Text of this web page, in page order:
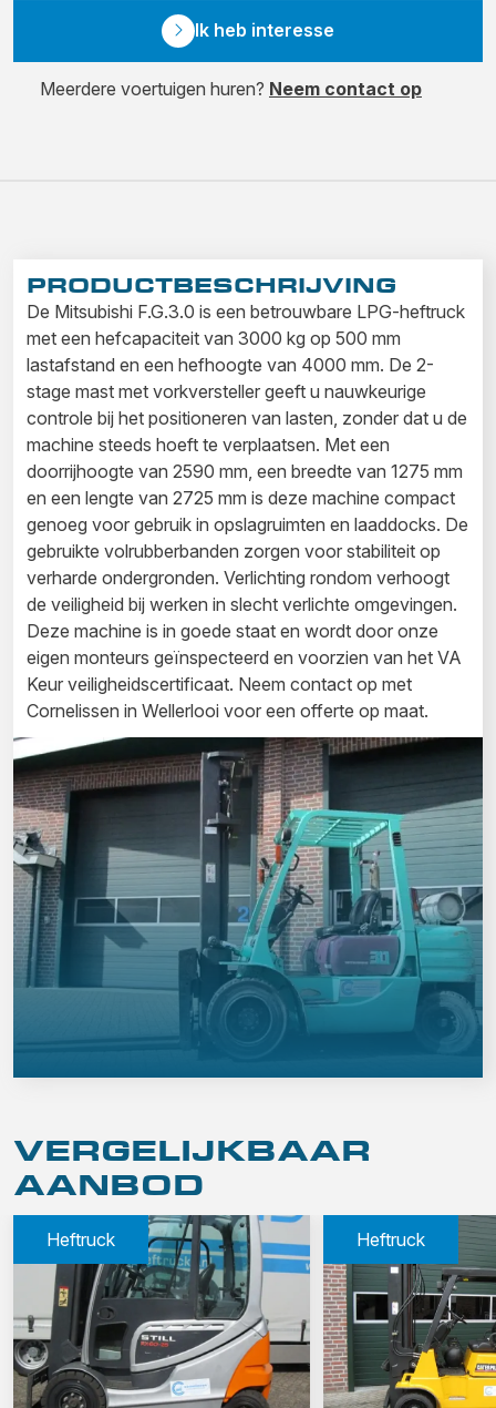
Ik heb interesse
Meerdere voertuigen huren? Neem contact op
PRODUCTBESCHRIJVING
De Mitsubishi F.G.3.0 is een betrouwbare LPG-heftruck
met een hefcapaciteit van 3000 kg op 500 mm
lastafstand en een hefhoogte van 4000 mm. De 2-
stage mast met vorkversteller geeft u nauwkeurige
controle bij het positioneren van lasten, zonder dat u de
machine steeds hoeft te verplaatsen. Met een
doorrijhoogte van 2590 mm, een breedte van 1275 mm
en een lengte van 2725 mm is deze machine compact
genoeg voor gebruik in opslagruimten en laaddocks. De
gebruikte volrubberbanden zorgen voor stabiliteit op
verharde ondergronden. Verlichting rondom verhoogt
de veiligheid bij werken in slecht verlichte omgevingen.
Deze machine is in goede staat en wordt door onze
eigen monteurs geïnspecteerd en voorzien van het VA
Keur veiligheidscertificaat. Neem contact op met
Cornelissen in Wellerlooi voor een offerte op maat.
VERGELIJKBAAR
AANBOD
Heftruck Heftruck